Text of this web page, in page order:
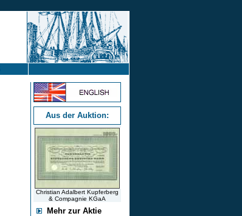
Aus der Auktion:
Christian Adalbert Kupferberg
& Compagnie KGaA
Mehr zur Aktie